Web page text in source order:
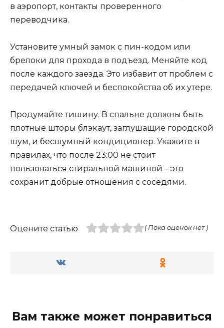
в аэропорт, контакты проверенного
переводчика.
Установите умный замок с пин-кодом или
брелоки для прохода в подъезд. Меняйте код
после каждого заезда. Это избавит от проблем с
передачей ключей и беспокойства об их утере.
Продумайте тишину. В спальне должны быть
плотные шторы блэкаут, заглушащие городской
шум, и бесшумный кондиционер. Укажите в
правилах, что после 23:00 не стоит
пользоваться стиральной машиной – это
сохранит добрые отношения с соседями.
Оцените статью ( Пока оценок нет )
Вам также может понравиться